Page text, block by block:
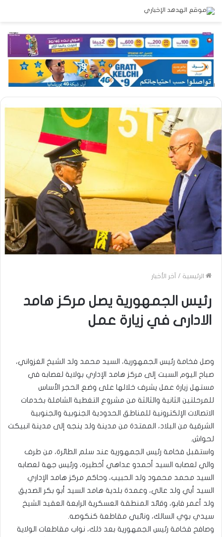
الرئيسية / آخر الأخبار
رئيس الجمهورية يصل مركز هامد
الادارى في زيارة عمل
وصل فخامة رئيس الجمهورية، السيد محمد ولد الشيخ الغزواني،
صباح اليوم السبت إلى مركز هامد الإداري بولاية لعصابه في
مستهل زيارة عمل يشرف خلالها على وضع الحجر الأساس
للمرحلتين الثانية والثالثة من مشروع التغطية الشاملة بخدمات
الاتصالات الإلكترونية للمناطق الحدودية الجنوبية والجنوبية
الشرقية من البلاد، الممتدة من مدينة ولد ينجه إلى مدينة انبيكت
لحواش.
واستقبل فخامة رئيس الجمهورية عند سلم الطائرة، من طرف
والي لعصابه السيد أحمدو عداهي أخطيره، ورئيس جهة لعصابه
السيد محمد محمود ولد الحبيب، وحاكم مركز هامد الإداري
السيد أبي ولد عالي، وعمدة بلدية هامد السيد أبو بكر الصديق
ولد أعمر فابو، وقائد المنطقة العسكرية الرابعة العقيد الشيخ
سيدي بوي السالك، ونائبي مقاطعة كنكوصه.
وصافح فخامة رئيس الجمهورية بعد ذلك، نواب مقاطعات الولاية